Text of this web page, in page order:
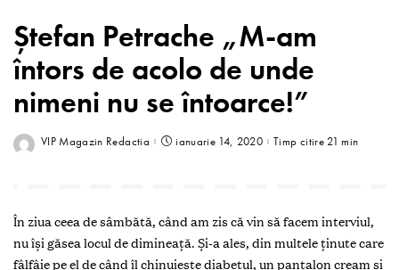
Ștefan Petrache „M-am
întors de acolo de unde
nimeni nu se întoarce!”
VIP Magazin Redactia ianuarie 14, 2020 Timp citire 21 min
În ziua ceea de sâmbătă, când am zis că vin să facem interviul,
nu îşi găsea locul de dimineaţă. Şi-a ales, din multele ţinute care
fâlfâie pe el de când îl chinuieşte diabetul, un pantalon cream şi